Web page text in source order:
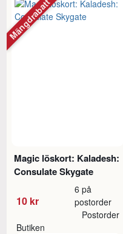
Magic löskort: Kaladesh:
Consulate Skygate
10 kr
6 på
postorder
Butiken
Postorder
Mängdrabatt